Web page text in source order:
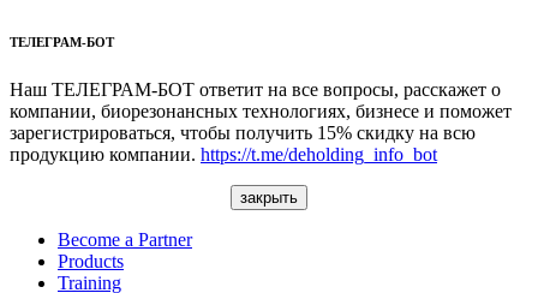
ТЕЛЕГРАМ-БОТ
Наш ТЕЛЕГРАМ-БОТ ответит на все вопросы, расскажет о
компании, биорезонансных технологиях, бизнесе и поможет
зарегистрироваться, чтобы получить 15% скидку на всю
продукцию компании. https://t.me/deholding_info_bot
закрыть
Become a Partner
Products
Training